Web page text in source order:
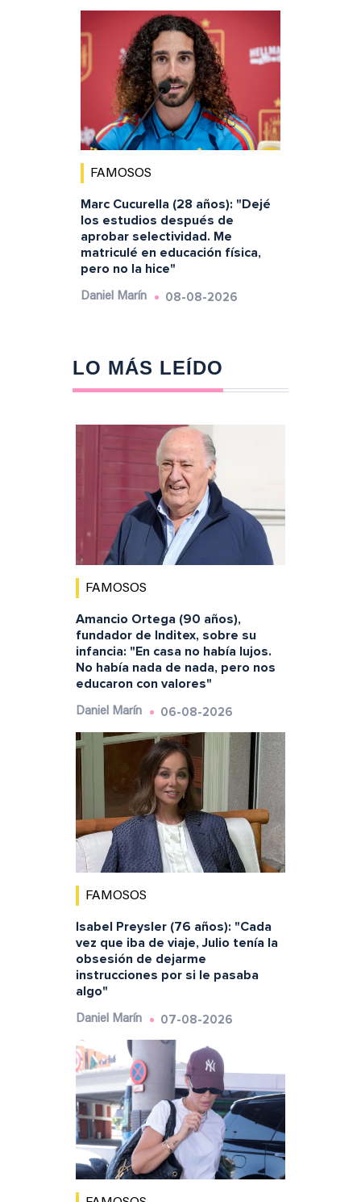
FAMOSOS
Marc Cucurella (28 años): "Dejé
los estudios después de
aprobar selectividad. Me
matriculé en educación física,
pero no la hice"
Daniel Marín 08-08-2026
LO MÁS LEÍDO
FAMOSOS
Amancio Ortega (90 años),
fundador de Inditex, sobre su
infancia: "En casa no había lujos.
No había nada de nada, pero nos
educaron con valores"
Daniel Marín 06-08-2026
FAMOSOS
Isabel Preysler (76 años): "Cada
vez que iba de viaje, Julio tenía la
obsesión de dejarme
instrucciones por si le pasaba
algo"
Daniel Marín 07-08-2026